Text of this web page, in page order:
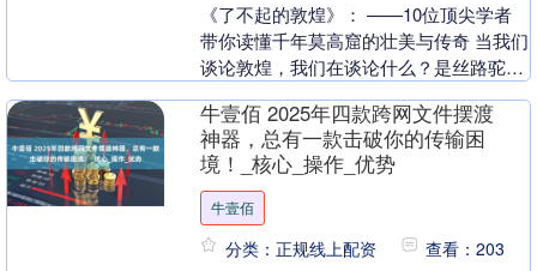
《了不起的敦煌》： ——10位顶尖学者
带你读懂千年莫高窟的壮美与传奇 当我们
谈论敦煌，我们在谈论什么？是丝路驼铃
的回响？是壁画飞天的曼妙？还是藏经洞
尘封的秘辛？....
牛壹佰 2025年四款跨网文件摆渡
神器，总有一款击破你的传输困
境！_核心_操作_优势
牛壹佰
分类：正规线上配资 查看：203